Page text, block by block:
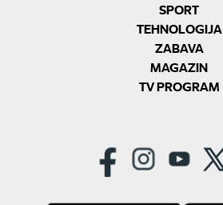
SPORT
TEHNOLOGIJA
ZABAVA
MAGAZIN
TV PROGRAM